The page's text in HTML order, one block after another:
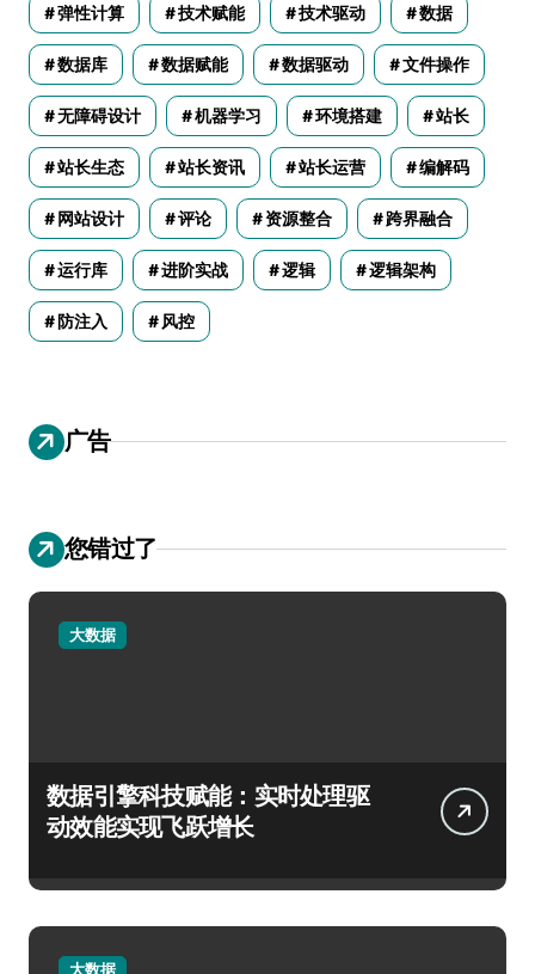
弹性计算 技术赋能 技术驱动 数据
数据库 数据赋能 数据驱动 文件操作
无障碍设计 机器学习 环境搭建 站长
站长生态 站长资讯 站长运营 编解码
网站设计 评论 资源整合 跨界融合
运行库 进阶实战 逻辑 逻辑架构
防注入 风控
广告
您错过了
大数据
数据引擎科技赋能：实时处理驱
动效能实现飞跃增长
大数据